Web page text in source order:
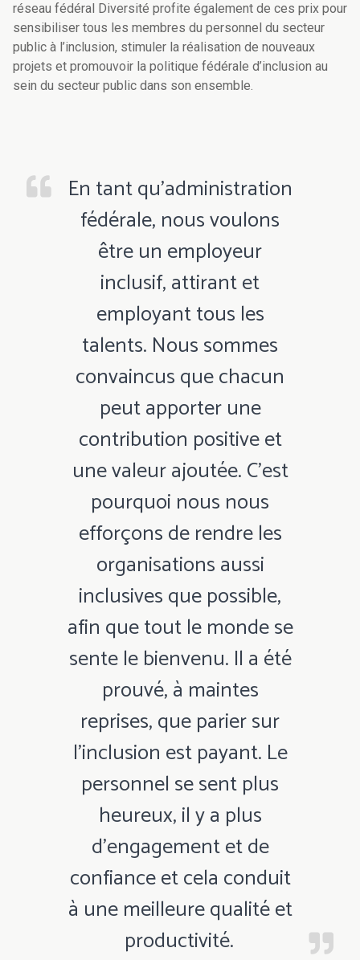
réseau fédéral Diversité profite également de ces prix pour
sensibiliser tous les membres du personnel du secteur
public à l’inclusion, stimuler la réalisation de nouveaux
projets et promouvoir la politique fédérale d’inclusion au
sein du secteur public dans son ensemble.
En tant qu’administration
fédérale, nous voulons
être un employeur
inclusif, attirant et
employant tous les
talents. Nous sommes
convaincus que chacun
peut apporter une
contribution positive et
une valeur ajoutée. C'est
pourquoi nous nous
efforçons de rendre les
organisations aussi
inclusives que possible,
afin que tout le monde se
sente le bienvenu. Il a été
prouvé, à maintes
reprises, que parier sur
l'inclusion est payant. Le
personnel se sent plus
heureux, il y a plus
d'engagement et de
confiance et cela conduit
à une meilleure qualité et
productivité.